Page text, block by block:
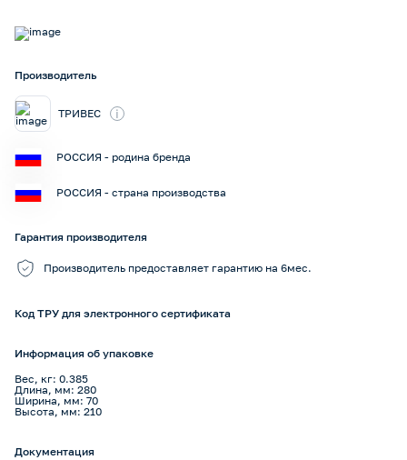
Производитель
ТРИВЕС i
РОССИЯ - родина бренда
РОССИЯ - страна производства
Гарантия производителя
Производитель предоставляет гарантию на 6мес.
Код ТРУ для электронного сертификата
Информация об упаковке
Вес, кг: 0.385
Длина, мм: 280
Ширина, мм: 70
Высота, мм: 210
Документация